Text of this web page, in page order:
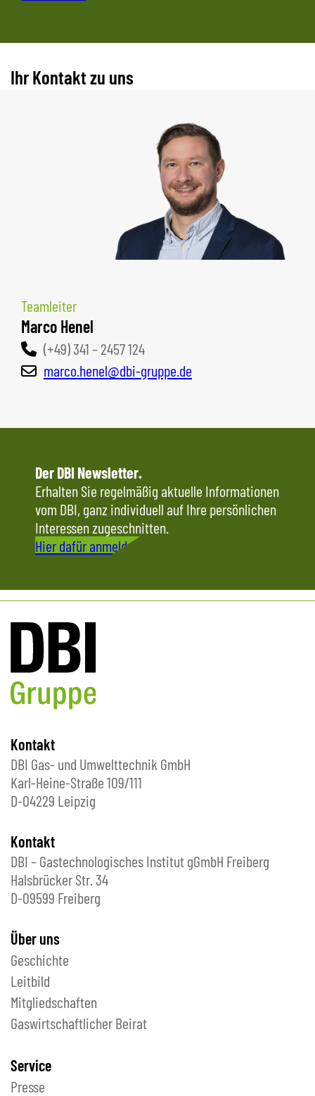
Ihr Kontakt zu uns
Teamleiter
Marco Henel
(+49) 341 – 2457 124
marco.henel@dbi-gruppe.de
Der DBI Newsletter.
Erhalten Sie regelmäßig aktuelle Informationen
vom DBI, ganz individuell auf Ihre persönlichen
Interessen zugeschnitten.
Hier dafür anmelden
Kontakt
DBI Gas- und Umwelttechnik GmbH
Karl-Heine-Straße 109/111
D-04229 Leipzig
Kontakt
DBI – Gastechnologisches Institut gGmbH Freiberg
Halsbrücker Str. 34
D-09599 Freiberg
Über uns
Geschichte
Leitbild
Mitgliedschaften
Gaswirtschaftlicher Beirat
Service
Presse